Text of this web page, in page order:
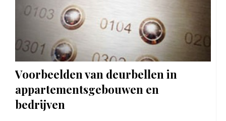
Voorbeelden van deurbellen in
appartementsgebouwen en
bedrijven